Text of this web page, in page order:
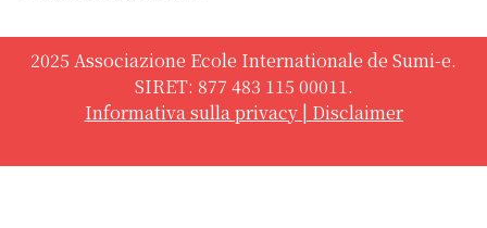
2025 Associazione Ecole Internationale de Sumi-e.
SIRET: 877 483 115 00011.
Informativa sulla privacy| Disclaimer